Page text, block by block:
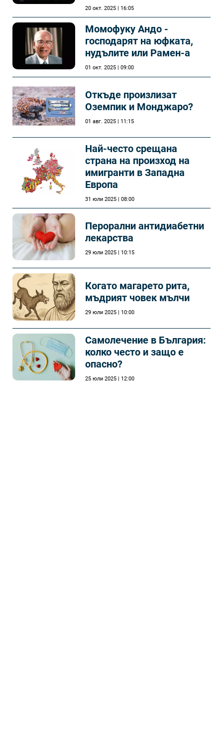
20 окт. 2025 | 16:05
Момофуку Андо -
господарят на юфката,
нудълите или Рамен-а
01 окт. 2025 | 09:00
Откъде произлизат
Оземпик и Монджаро?
01 авг. 2025 | 11:15
Най-често срещана
страна на произход на
имигранти в Западна
Европа
31 юли 2025 | 08:00
Перорални антидиабетни
лекарства
29 юли 2025 | 10:15
Когато магарето рита,
мъдрият човек мълчи
29 юли 2025 | 10:00
Самолечeние в България:
колко често и защо е
опасно?
25 юли 2025 | 12:00